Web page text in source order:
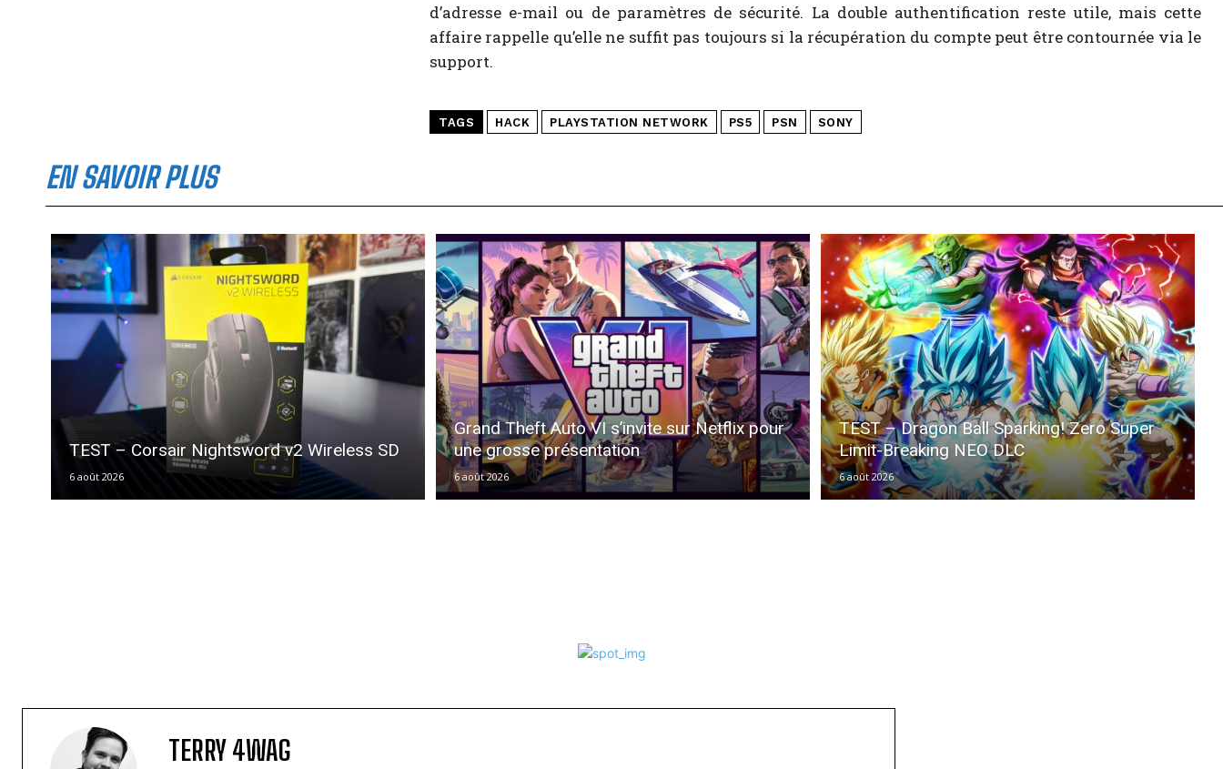
d’adresse e-mail ou de paramètres de sécurité. La double authentification reste utile, mais cette
affaire rappelle qu’elle ne suffit pas toujours si la récupération du compte peut être contournée via le
support.
TAGS HACK PLAYSTATION NETWORK PS5 PSN SONY
EN SAVOIR PLUS
TEST – Corsair Nightsword v2 Wireless SD
6 août 2026
Grand Theft Auto VI s’invite sur Netflix pour
une grosse présentation
6 août 2026
TEST – Dragon Ball Sparking! Zero Super
Limit-Breaking NEO DLC
6 août 2026
TERRY 4WAG